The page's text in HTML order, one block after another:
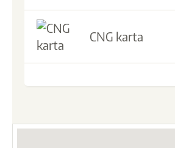
CNG karta